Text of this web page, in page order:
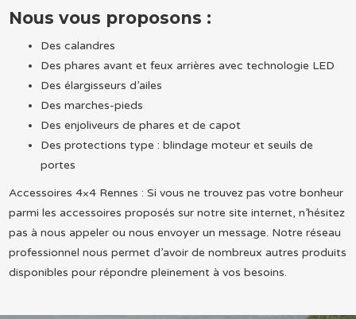
Nous vous proposons :
Des calandres
Des phares avant et feux arrières avec technologie LED
Des élargisseurs d’ailes
Des marches-pieds
Des enjoliveurs de phares et de capot
Des protections type : blindage moteur et seuils de
portes
Accessoires 4×4 Rennes : Si vous ne trouvez pas votre bonheur
parmi les accessoires proposés sur notre site internet, n’hésitez
pas à nous appeler ou nous envoyer un message. Notre réseau
professionnel nous permet d’avoir de nombreux autres produits
disponibles pour répondre pleinement à vos besoins.